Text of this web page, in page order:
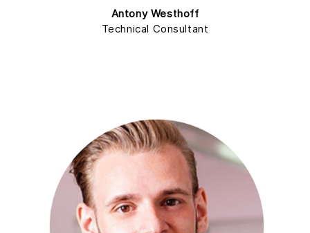
Antony Westhoff
Technical Consultant